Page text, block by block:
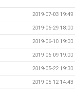
2019-07-03 19:49
2019-06-29 18:00
2019-06-10 19:00
2019-06-09 19:00
2019-05-22 19:30
2019-05-12 14:43